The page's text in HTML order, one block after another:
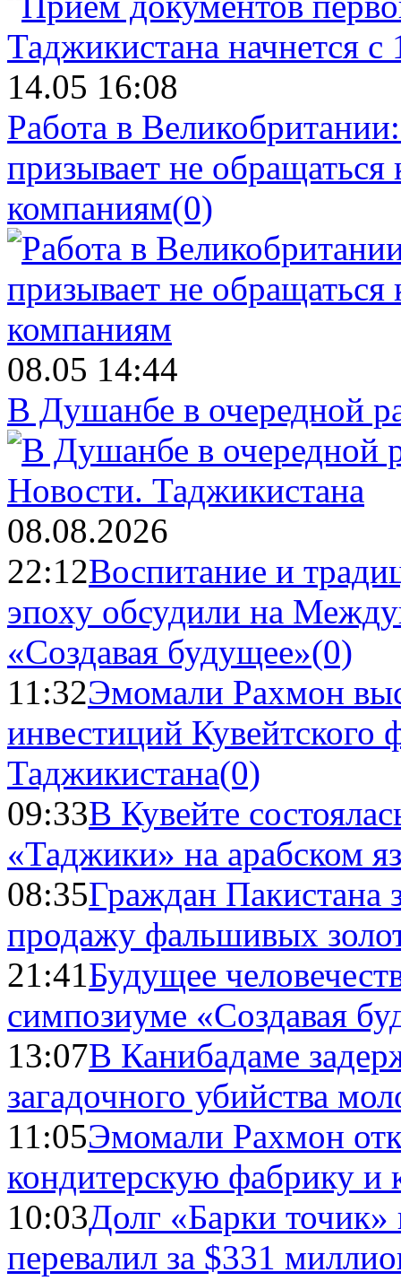
14.05 16:08
Работа в
призывает не
компаниям(0)
08.05 14:44
В Душанбе в очередной
Новости. Таджикистана
08.08.2026
22:12Воспитание и
эпоху обсудили на
«Создавая будущее»(0)
11:32Эмомали Рахмон
инвестиций Кувейтского
Таджикистана(0)
09:33В Кувейте
«Таджики» на арабском
08:35Граждан Пакистана
продажу фальшивых
21:41Будущее
симпозиуме «Создавая
13:07В Канибадаме
загадочного убийства
11:05Эмомали Рахмон
кондитерскую фабрику и
10:03Долг «Барки
перевалил за $331